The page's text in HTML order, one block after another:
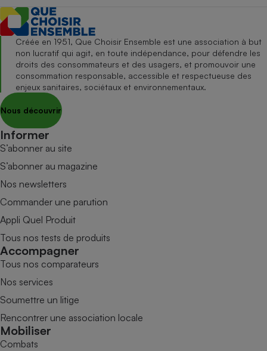
Créée en 1951, Que Choisir Ensemble est une association à but
non lucratif qui agit, en toute indépendance, pour défendre les
droits des consommateurs et des usagers, et promouvoir une
consommation responsable, accessible et respectueuse des
enjeux sanitaires, sociétaux et environnementaux.
Nous découvrir
Informer
S’abonner au site
S’abonner au magazine
Nos newsletters
Commander une parution
Appli Quel Produit
Tous nos tests de produits
Accompagner
Tous nos comparateurs
Nos services
Soumettre un litige
Rencontrer une association locale
Mobiliser
Combats